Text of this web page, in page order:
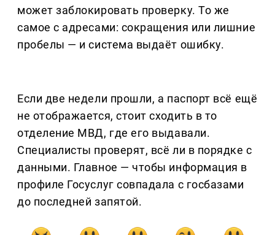
может заблокировать проверку. То же
самое с адресами: сокращения или лишние
пробелы — и система выдаёт ошибку.
Если две недели прошли, а паспорт всё ещё
не отображается, стоит сходить в то
отделение МВД, где его выдавали.
Специалисты проверят, всё ли в порядке с
данными. Главное — чтобы информация в
профиле Госуслуг совпадала с госбазами
до последней запятой.